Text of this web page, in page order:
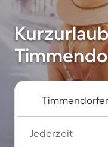
Jederzeit